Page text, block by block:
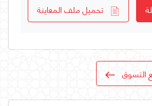
تحميل ملف المعاينة
التسوق